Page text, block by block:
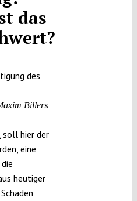
das
des
Billers
soll hier der
eine
heutiger